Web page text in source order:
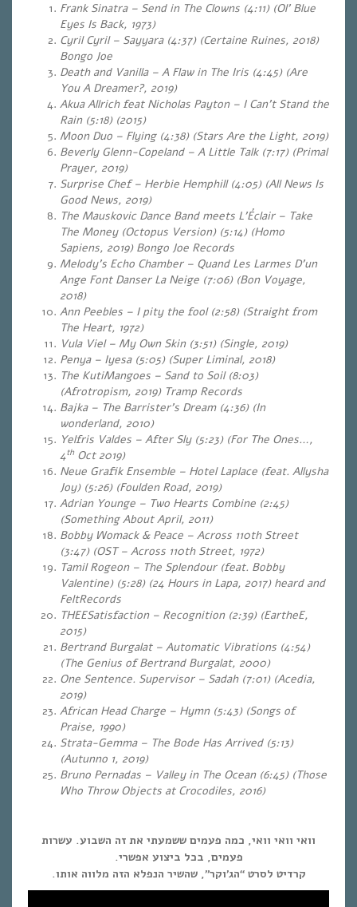
Frank Sinatra – Send in The Clowns (4:11) (Ol’ Blue
Eyes Is Back, 1973)
Cyril Cyril – Sayyara (4:37) (Certaine Ruines, 2018)
Bongo Joe
Death and Vanilla – A Flaw in The Iris (4:45) (Are
You A Dreamer?, 2019)
Akua Allrich feat Nicholas Payton – I Can’t Stand the
Rain (5:18) (2015)
Moon Duo – Flying (4:38) (Stars Are the Light, 2019)
Beverly Glenn-Copeland – A Little Talk (7:17) (Primal
Prayer, 2019)
Surprise Chef – Herbie Hemphill (4:05) (All News Is
Good News, 2019)
The Mauskovic Dance Band meets L’Éclair – Take
The Money (Octopus Version) (5:14) (Homo
Sapiens, 2019) Bongo Joe Records
Melody’s Echo Chamber – Quand Les Larmes D’un
Ange Font Danser La Neige (7:06) (Bon Voyage,
2018)
Ann Peebles – I pity the fool (2:58) (Straight from
The Heart, 1972)
Vula Viel – My Own Skin (3:51) (Single, 2019)
Penya – Iyesa (5:05) (Super Liminal, 2018)
The KutiMangoes – Sand to Soil (8:03)
(Afrotropism, 2019) Tramp Records
Bajka – The Barrister’s Dream (4:36) (In
wonderland, 2010)
Yelfris Valdes – After Sly (5:23) (For The Ones…,
4th Oct 2019)
Neue Grafik Ensemble – Hotel Laplace (feat. Allysha
Joy) (5:26) (Foulden Road, 2019)
Adrian Younge – Two Hearts Combine (2:45)
(Something About April, 2011)
Bobby Womack & Peace – Across 110th Street
(3:47) (OST – Across 110th Street, 1972)
Tamil Rogeon – The Splendour (feat. Bobby
Valentine) (5:28) (24 Hours in Lapa, 2017) heard and
FeltRecords
THEESatisfaction – Recognition (2:39) (EartheE,
2015)
Bertrand Burgalat – Automatic Vibrations (4:54)
(The Genius of Bertrand Burgalat, 2000)
One Sentence. Supervisor – Sadah (7:01) (Acedia,
2019)
African Head Charge – Hymn (5:43) (Songs of
Praise, 1990)
Strata-Gemma – The Bode Has Arrived (5:13)
(Autunno 1, 2019)
Bruno Pernadas – Valley in The Ocean (6:45) (Those
Who Throw Objects at Crocodiles, 2016)
וואי וואי וואי, כמה פעמים ששמעתי את זה השבוע. עשרות
פעמים, בכל ביצוע אפשרי.
קרדיט לסרט “הג’וקר”, שהשיר הנפלא הזה מלווה אותו.